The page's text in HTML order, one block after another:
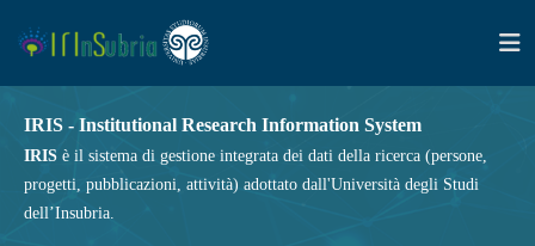
IRIS - Institutional Research Information System
IRIS è il sistema di gestione integrata dei dati della ricerca (persone,
progetti, pubblicazioni, attività) adottato dall'Università degli Studi
dell’Insubria.